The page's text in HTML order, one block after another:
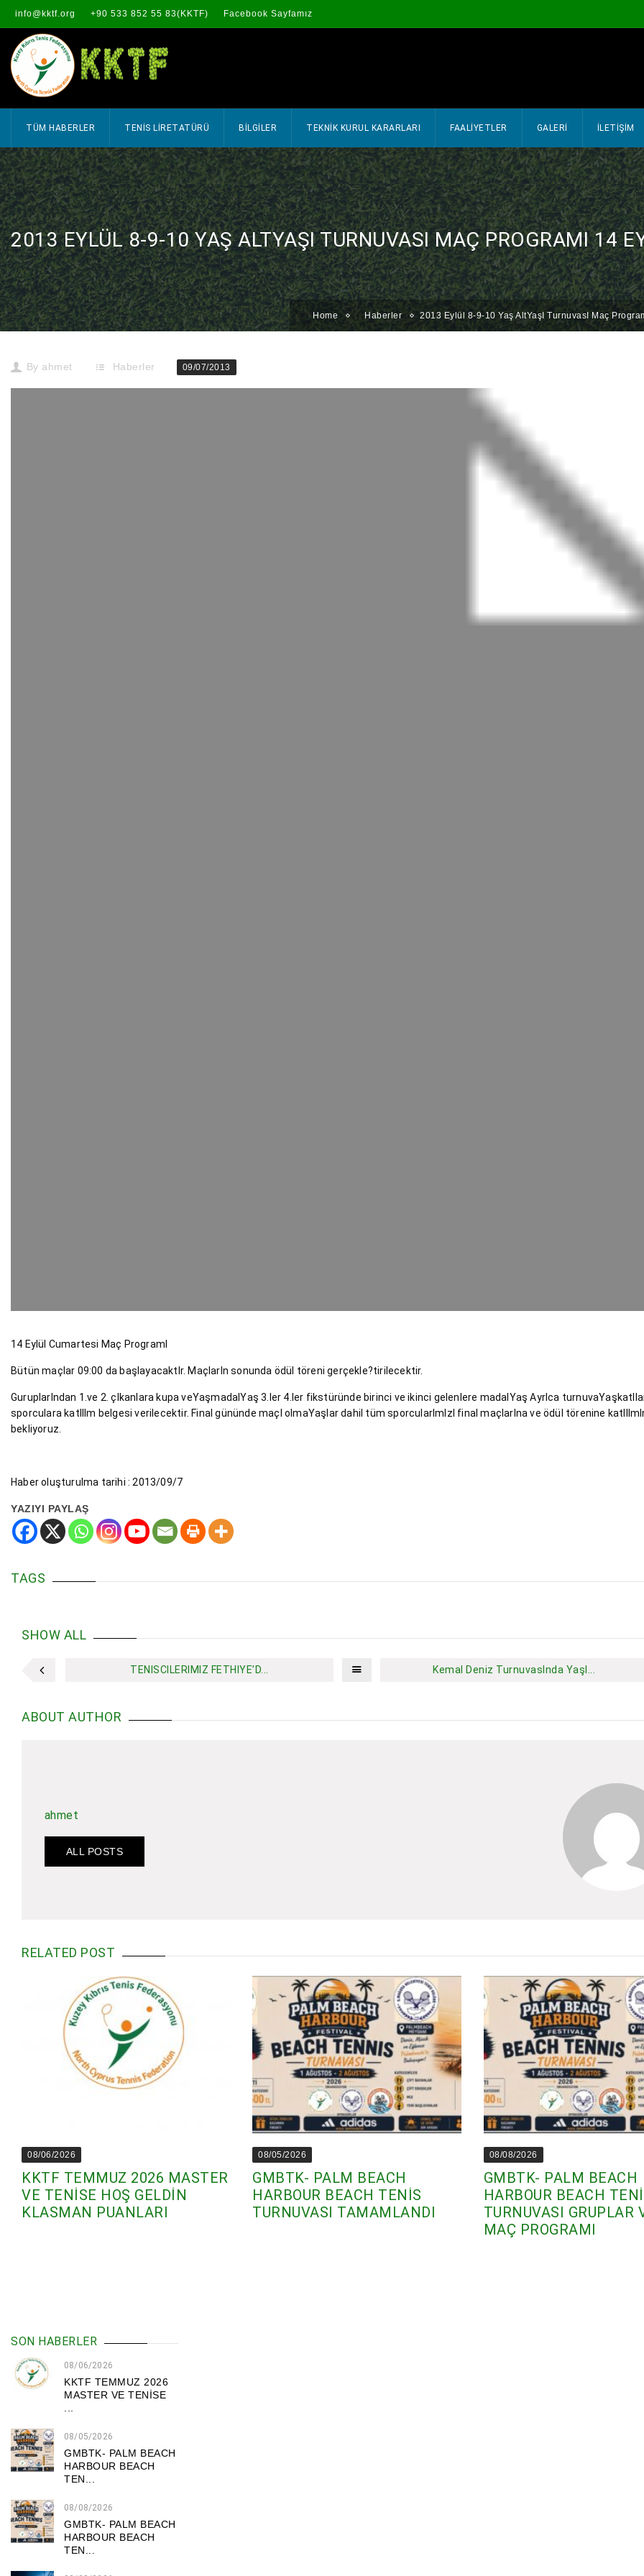
info@kktf.org +90 533 852 55 83(KKTF) Facebook Sayfamız
TÜM HABERLER TENİS LİRETATÜRÜ BİLGİLER TEKNIK KURUL KARARLARI FAALİYETLER GALERİ İLETİŞİM
2013 EYLÜL 8-9-10 YAŞ ALTYAŞI TURNUVASI MAÇ PROGRAMI 14
Home Haberler 2013 Eylül 8-9-10 Yaş AltYaşI TurnuvasI Maç
By ahmet Haberler 09/07/2013
14 Eylül Cumartesi Maç ProgramI
Bütün maçlar 09:00 da başlayacaktIr. MaçlarIn sonunda ödül töreni gerçekle?tirilecektir.
GuruplarIndan 1.ve 2. çIkanlara kupa veYaşmadalYaş 3.ler 4.ler fikstüründe birinci ve ikinci gelenlere madalYaş AyrIca
sporculara katIlIm belgesi verilecektir. Final gününde maçI olmaYaşlar dahil tüm sporcularImIzI final maçlarIna ve ödül törenine
bekliyoruz.
Haber oluşturulma tarihi : 2013/09/7
YAZIYI PAYLAŞ
TAGS
SHOW ALL
TENISCILERIMIZ FETHIYE’D... Kemal Deniz TurnuvasInda YaşI...
ABOUT AUTHOR
ahmet
ALL POSTS
RELATED POST
08/06/2026
KKTF TEMMUZ 2026 MASTER
VE TENİSE HOŞ GELDİN
KLASMAN PUANLARI
08/05/2026
GMBTK- PALM BEACH
HARBOUR BEACH TENİS
TURNUVASI TAMAMLANDI
08/08/2026
GMBTK- PALM BEACH
HARBOUR BEACH
TURNUVASI GRUPLAR
MAÇ PROGRAMI
SON HABERLER
08/06/2026
KKTF TEMMUZ 2026
MASTER VE TENİSE
08/05/2026
GMBTK- PALM BEACH
HARBOUR BEACH
TEN...
08/08/2026
GMBTK- PALM BEACH
HARBOUR BEACH
TEN...